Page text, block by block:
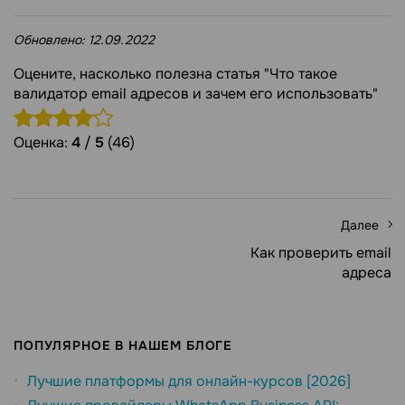
Обновлено: 12.09.2022
Оцените, насколько полезна статья "Что такое
валидатор email адресов и зачем его использовать"
Оценка: 4 / 5 (46)
Далее
Как проверить email
адреса
ПОПУЛЯРНОЕ В НАШЕМ БЛОГЕ
Лучшие платформы для онлайн-курсов [2026]